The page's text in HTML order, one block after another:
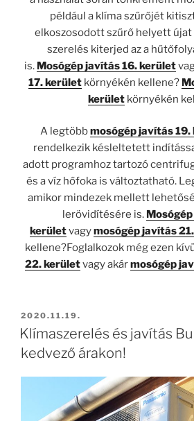
például a klíma szűrőjét
elkoszosodott szűrő helyett újat
szerelés kiterjed az a
is. Mosógép javítás 16. kerület
17. kerület környékén kellene?
kerület környékén
A legtöbbmosógép javítás
rendelkezik késleltetett
adott programhoz tartozó
és a víz hőfoka is változtatható.
amikor mindezek mellett
lerövidítésére is.
kerületvagymosógép javítás
kellene?Foglalkozok még ezen
22. kerületvagy akármosógép
BEKÜLDVE:
2020.11.19.
Klímaszerelés és javítás
kedvező árakon!